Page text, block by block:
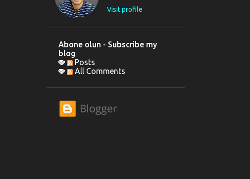
Visit profile
Abone olun - Subscribe my
blog
Posts
All Comments